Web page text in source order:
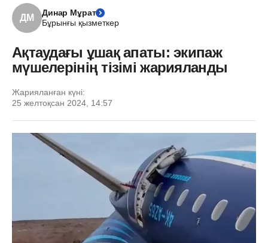
ДМ
Динар Мұрат
Бұрынғы қызметкер
Ақтаудағы ұшақ апаты: экипаж
мүшелерінің тізімі жарияланды
Жарияланған күні:
25 желтоқсан 2024, 14:57